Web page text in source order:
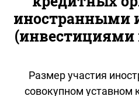
иностранными
(инвестициями
Размер участия
совокупном уставном